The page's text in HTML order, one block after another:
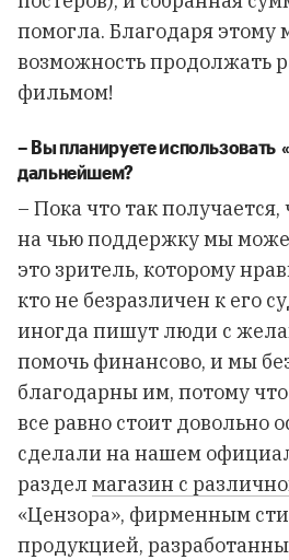
помогла. Благодаря этому
возможность продолжать
фильмом!
–Выпланируетеиспользовать «
дальнейшем?
– Пока что так
на чью поддержку мы
это зритель, которому
кто не безразличен к его
иногда пишут люди с
помочь финансово, и мы
благодарны им, потому
все равно стоит довольно
сделали на нашем
раздел магазин с
«Цензора», фирменным
продукцией,